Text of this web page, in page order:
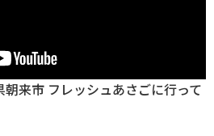
朝来市 フレッシュあさごに行って